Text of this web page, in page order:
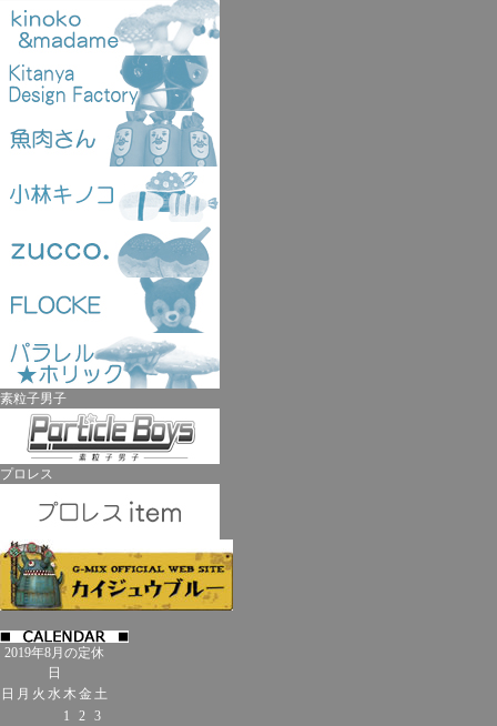
素粒子男子
プロレス
2019年8月の定休
日
日 月 火 水 木 金 土
1
2 3